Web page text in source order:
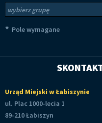
* Pole wymagane
Urząd Miejski w Łabiszynie
ul. Plac 1000-lecia 1
89-210 Łabiszyn